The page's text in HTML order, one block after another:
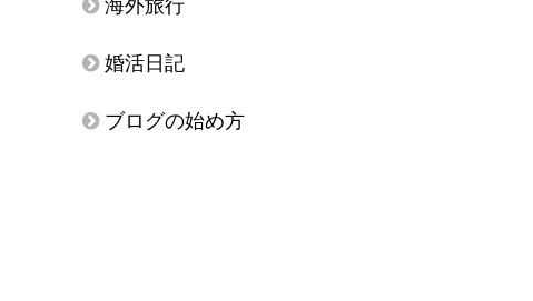
海外旅行
婚活日記
ブログの始め方